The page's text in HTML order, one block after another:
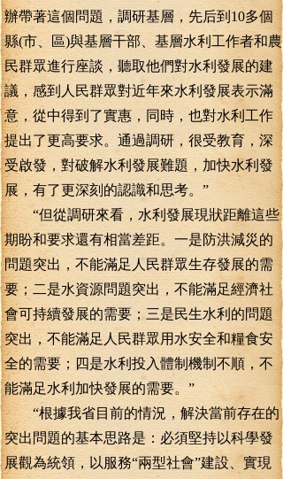
辦帶著這個問題，調研基層，先后到10多個
縣(市、區)與基層干部、基層水利工作者和農
民群眾進行座談，聽取他們對水利發展的建
議，感到人民群眾對近年來水利發展表示滿
意，從中得到了實惠，同時，也對水利工作
提出了更高要求。通過調研，很受教育，深
受啟發，對破解水利發展難題，加快水利發
展，有了更深刻的認識和思考。”
“但從調研來看，水利發展現狀距離這些
期盼和要求還有相當差距。一是防洪減災的
問題突出，不能滿足人民群眾生存發展的需
要；二是水資源問題突出，不能滿足經濟社
會可持續發展的需要；三是民生水利的問題
突出，不能滿足人民群眾用水安全和糧食安
全的需要；四是水利投入體制機制不順，不
能滿足水利加快發展的需要。”
“根據我省目前的情況，解決當前存在的
突出問題的基本思路是：必須堅持以科學發
展觀為統領，以服務“兩型社會”建設、實現